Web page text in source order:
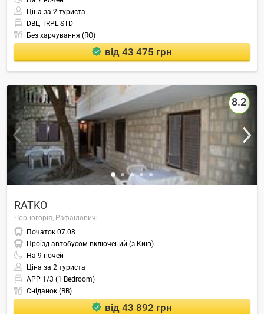
Ціна за 2 туриста
DBL, TRPL STD
Без харчування (RO)
від 43 475 грн
8.2
RATKO
Чорногорія, Рафаїловичі
Початок 07.08
Проїзд автобусом включений (з Київ)
На 9 ночей
Ціна за 2 туриста
APP 1/3 (1 Bedroom)
Сніданок (BB)
від 43 892 грн